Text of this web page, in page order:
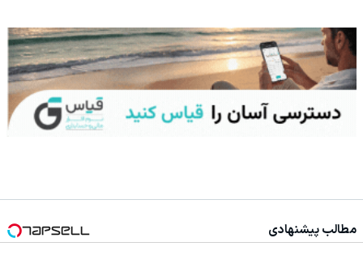
مطالب پیشنهادی